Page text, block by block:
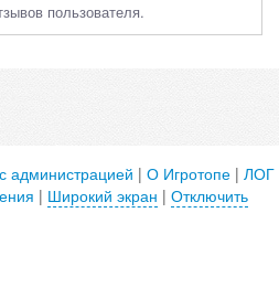
пользователя.
администрацией | О Игротопе | ЛОГ
| Широкий экран | Отключить